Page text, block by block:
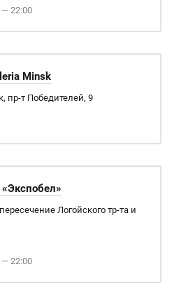
22:00
Minsk
пр-т Победителей, 9
Логойского тр-та и
22:00